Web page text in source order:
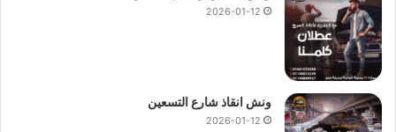
2026-01-12
ونش انقاذ شارع التسعين
2026-01-12